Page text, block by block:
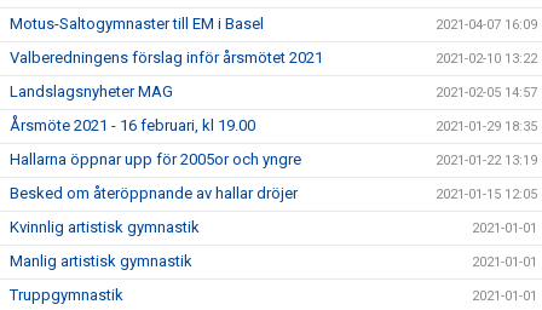
Motus-Saltogymnaster till EM i Basel 2021-04-07 16:09
Valberedningens förslag inför årsmötet 2021 2021-02-10 13:22
Landslagsnyheter MAG 2021-02-05 14:57
Årsmöte 2021 - 16 februari, kl 19.00 2021-01-29 18:35
Hallarna öppnar upp för 2005or och yngre 2021-01-22 13:19
Besked om återöppnande av hallar dröjer 2021-01-15 12:05
Kvinnlig artistisk gymnastik 2021-01-01
Manlig artistisk gymnastik 2021-01-01
Truppgymnastik 2021-01-01